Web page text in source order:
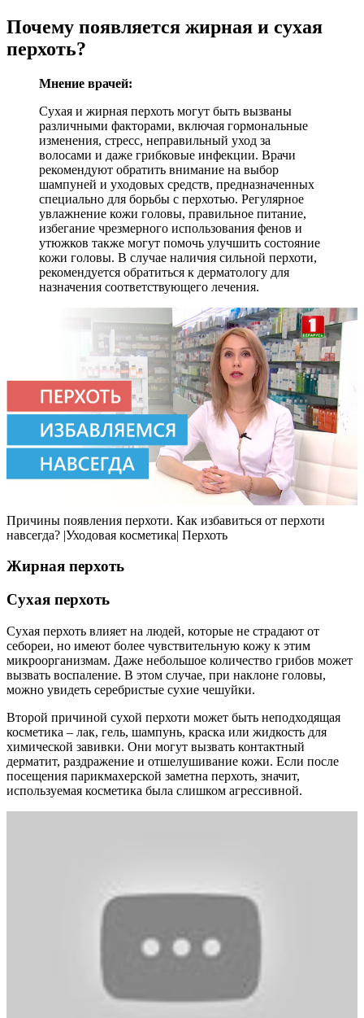
Почему появляется жирная и сухая
перхоть?
Мнение врачей:
Сухая и жирная перхоть могут быть вызваны
различными факторами, включая гормональные
изменения, стресс, неправильный уход за
волосами и даже грибковые инфекции. Врачи
рекомендуют обратить внимание на выбор
шампуней и уходовых средств, предназначенных
специально для борьбы с перхотью. Регулярное
увлажнение кожи головы, правильное питание,
избегание чрезмерного использования фенов и
утюжков также могут помочь улучшить состояние
кожи головы. В случае наличия сильной перхоти,
рекомендуется обратиться к дерматологу для
назначения соответствующего лечения.
Причины появления перхоти. Как избавиться от перхоти
навсегда? |Уходовая косметика| Перхоть
Жирная перхоть
Сухая перхоть
Сухая перхоть влияет на людей, которые не страдают от
себореи, но имеют более чувствительную кожу к этим
микроорганизмам. Даже небольшое количество грибов может
вызвать воспаление. В этом случае, при наклоне головы,
можно увидеть серебристые сухие чешуйки.
Второй причиной сухой перхоти может быть неподходящая
косметика – лак, гель, шампунь, краска или жидкость для
химической завивки. Они могут вызвать контактный
дерматит, раздражение и отшелушивание кожи. Если после
посещения парикмахерской заметна перхоть, значит,
используемая косметика была слишком агрессивной.